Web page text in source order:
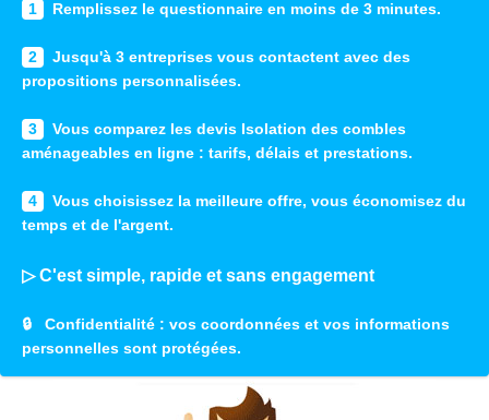
1 Remplissez le questionnaire en moins de 3 minutes.
2
Jusqu'à 3 entreprises vous contactent avec des
propositions personnalisées.
3
Vous comparez les devis Isolation des combles
aménageables en ligne : tarifs, délais et prestations.
4
Vous choisissez la meilleure offre, vous économisez du
temps et de l'argent.
▷ C'est simple, rapide et sans engagement
🔒 Confidentialité : vos coordonnées et vos informations
personnelles sont protégées.